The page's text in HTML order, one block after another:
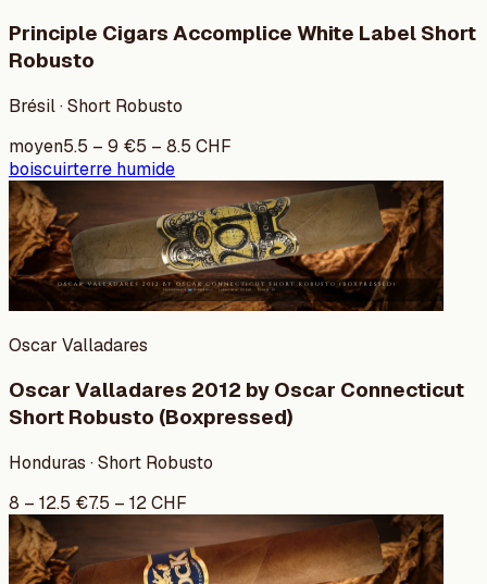
Principle Cigars Accomplice White Label Short
Robusto
Brésil · Short Robusto
moyen5.5 – 9 €5 – 8.5 CHF
boiscuirterre humide
Oscar Valladares
Oscar Valladares 2012 by Oscar Connecticut
Short Robusto (Boxpressed)
Honduras · Short Robusto
8 – 12.5 €7.5 – 12CHF